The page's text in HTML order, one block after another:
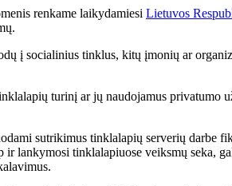
renkame laikydamiesi Lietuvos
į socialinius tinklus, kitų įmonių ar
turinį ar jų naudojamus
sutrikimus tinklalapių serverių darbe
lankymosi tinklalapiuose veiksmų seka,